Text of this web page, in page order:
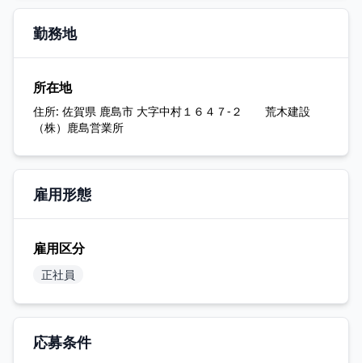
勤務地
所在地
住所: 佐賀県 鹿島市 大字中村１６４７‐２ 荒木建設
（株）鹿島営業所
雇用形態
雇用区分
正社員
応募条件